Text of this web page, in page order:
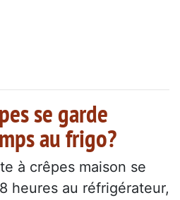
se garde
au frigo?
à crêpes maison se
heures au réfrigérateur,